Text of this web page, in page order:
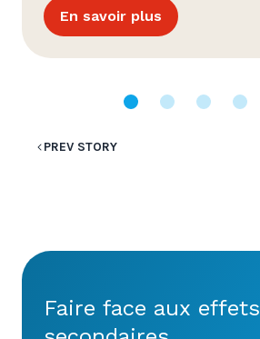
En savoir plus
PREV STORY
Faire face aux effets